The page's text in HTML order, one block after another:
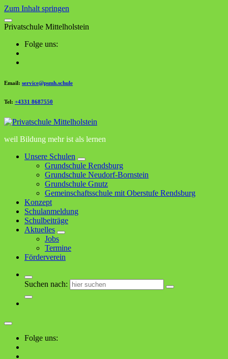
Zum Inhalt springen
Privatschule Mittelholstein
Folge uns:
Email: service@psmh.schule
Tel: +4331 8687550
weil Bildung mehr ist als lernen
Unsere Schulen
Grundschule Rendsburg
Grundschule Neudorf-Bornstein
Grundschule Gnutz
Gemeinschaftsschule mit Oberstufe Rendsburg
Konzept
Schulanmeldung
Schulbeiträge
Aktuelles
Jobs
Termine
Förderverein
Suchen nach:
Folge uns: